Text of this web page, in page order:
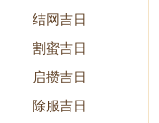
结网吉日
割蜜吉日
启攒吉日
除服吉日